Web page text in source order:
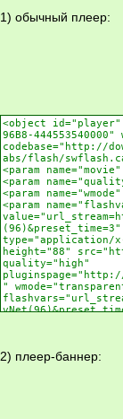
1) обычный плеер:
2) плеер-баннер: